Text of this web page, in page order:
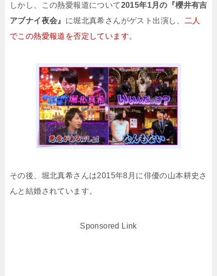
しかし、この熱愛報道について2015年1月の『櫻井有吉
アブナイ夜会』 に堀北真希さんがゲスト出演し、
二人
でこの熱愛報道を否定しています。
その後、堀北真希さんは2015年8月に俳優の山本耕史さ
んと結婚されています。
Sponsored Link